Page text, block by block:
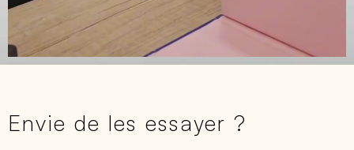
Envie de les essayer ?